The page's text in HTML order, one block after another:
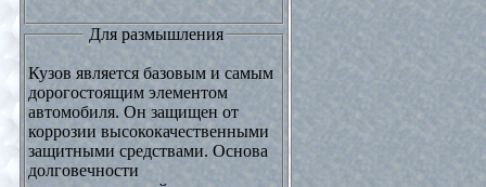
Для размышления
Кузов является базовым и самым
дорогостоящим элементом
автомобиля. Он защищен от
коррозии высококачественными
защитными средствами. Основа
долговечности